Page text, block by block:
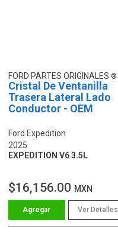
FORD PARTES ORIGINALES
Cristal De Ventanilla
Trasera Lateral Lado
Conductor - OEM
Ford Expedition
2025
EXPEDITION V6 3.5L
$16,156.00 MXN
Ver Detalles